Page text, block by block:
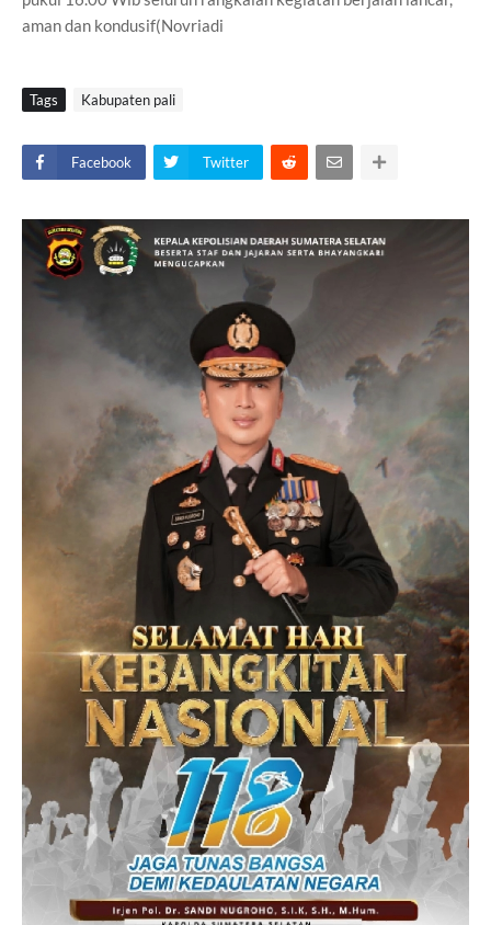
aman dan kondusif(Novriadi
Tags Kabupaten pali
Facebook Twitter